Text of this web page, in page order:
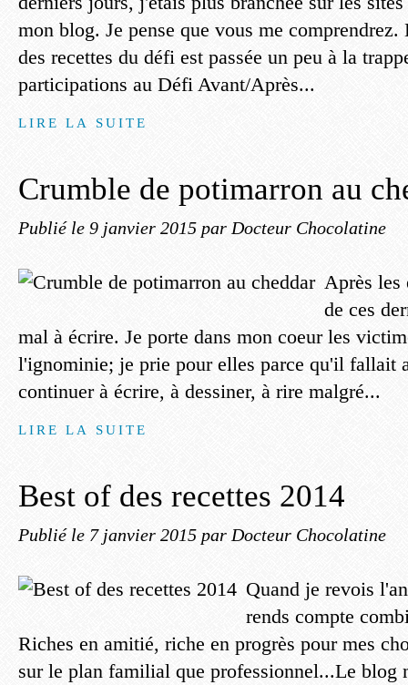
mon blog. Je pense que vous me
des recettes du défi est passée un peu à la
participations au Défi Avant/Après...
LIRE LA SUITE
Crumble de potimarron au
Publié le 9 janvier 2015 par Docteur Chocolatine
Après les
de ces
mal à écrire. Je porte dans mon coeur les
l'ignominie; je prie pour elles parce qu'il fallait
continuer à écrire, à dessiner, à rire malgré...
LIRE LA SUITE
Best of des recettes 2014
Publié le 7 janvier 2015 par Docteur Chocolatine
Quand je revois
rends compte
Riches en amitié, riche en progrès pour mes
sur le plan familial que professionnel...Le blog